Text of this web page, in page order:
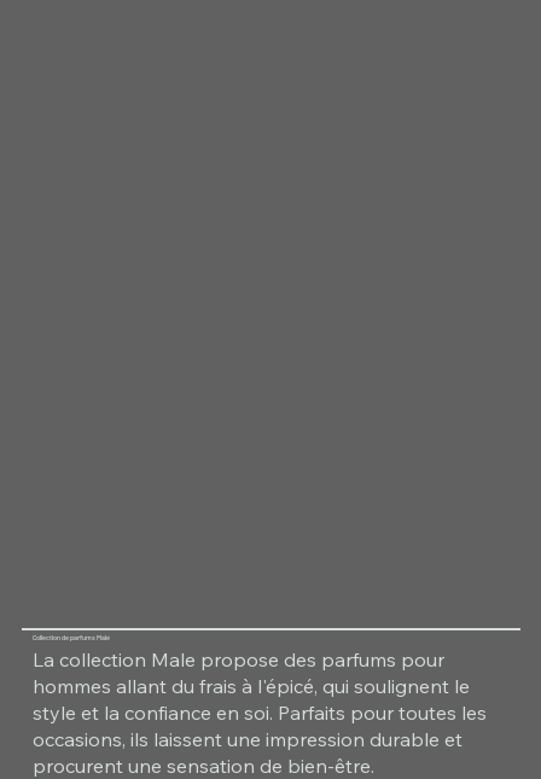
Collection de parfums Male
La collection Male propose des parfums pour
hommes allant du frais à l'épicé, qui soulignent le
style et la confiance en soi. Parfaits pour toutes les
occasions, ils laissent une impression durable et
procurent une sensation de bien-être.